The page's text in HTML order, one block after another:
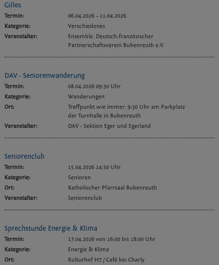
Gilles
Termin: 06.04.2026 – 11.04.2026
Kategorie:
Verschiedenes
Veranstalter:
Ensemble. Deutsch-französischer
Partnerschaftsverein Bubenreuth e.V.
DAV - Seniorenwanderung
Termin:
08.04.2026 09:30 Uhr
Kategorie:
Wanderungen
Ort:
Treffpunkt wie immer: 9:30 Uhr am Parkplatz
der Turnhalle in Bubenreuth
Veranstalter:
DAV - Sektion Eger und Egerland
Seniorenclub
Termin:
15.04.2026 14:30 Uhr
Kategorie:
Senioren
Ort:
Katholischer Pfarrsaal Bubenreuth
Veranstalter:
Seniorenclub
Sprechstunde Energie & Klima
Termin: 17.04.2026 von 16:00 bis 18:00 Uhr
Kategorie:
Energie & Klima
Ort:
Kulturhof H7 / Café bei Charly